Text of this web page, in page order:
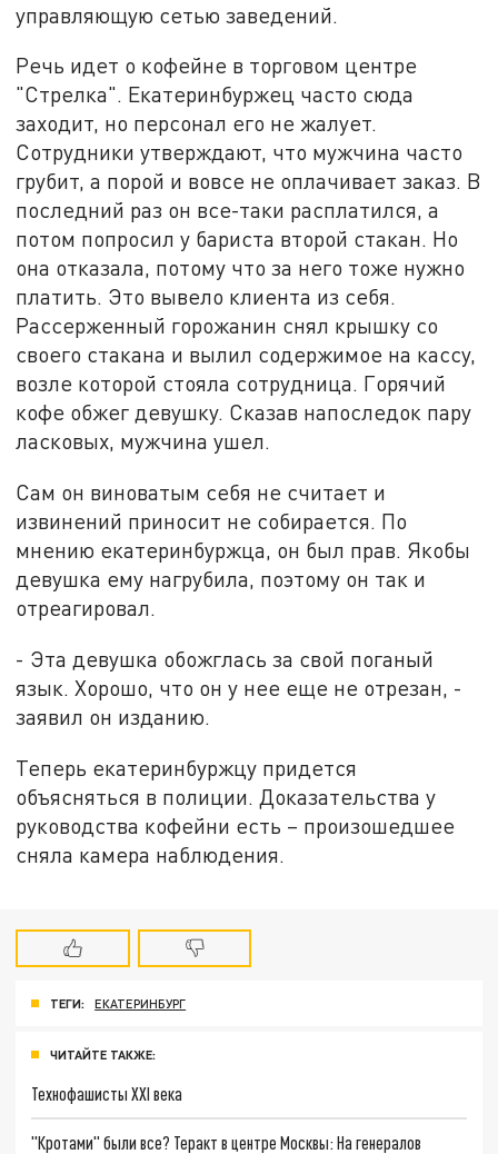
управляющую сетью заведений.
Речь идет о кофейне в торговом центре
"Стрелка". Екатеринбуржец часто сюда
заходит, но персонал его не жалует.
Сотрудники утверждают, что мужчина часто
грубит, а порой и вовсе не оплачивает заказ. В
последний раз он все-таки расплатился, а
потом попросил у бариста второй стакан. Но
она отказала, потому что за него тоже нужно
платить. Это вывело клиента из себя.
Рассерженный горожанин снял крышку со
своего стакана и вылил содержимое на кассу,
возле которой стояла сотрудница. Горячий
кофе обжег девушку. Сказав напоследок пару
ласковых, мужчина ушел.
Сам он виноватым себя не считает и
извинений приносит не собирается. По
мнению екатеринбуржца, он был прав. Якобы
девушка ему нагрубила, поэтому он так и
отреагировал.
- Эта девушка обожглась за свой поганый
язык. Хорошо, что он у нее еще не отрезан, -
заявил он изданию.
Теперь екатеринбуржцу придется
объясняться в полиции. Доказательства у
руководства кофейни есть – произошедшее
сняла камера наблюдения.
ТЕГИ: ЕКАТЕРИНБУРГ
ЧИТАЙТЕ ТАКЖЕ:
Технофашисты XXI века
"Кротами" были все? Теракт в центре Москвы: На генералов